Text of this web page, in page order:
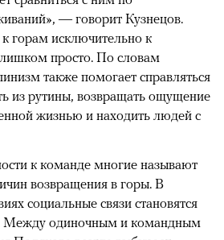
— говорит Кузнецов.
горам исключительно к
просто. По словам
также помогает справляться
из рутины, возвращать ощущение
жизнью и находить людей с
к команде многие называют
возвращения в горы. В
социальные связи становятся
Между одиночным и командным